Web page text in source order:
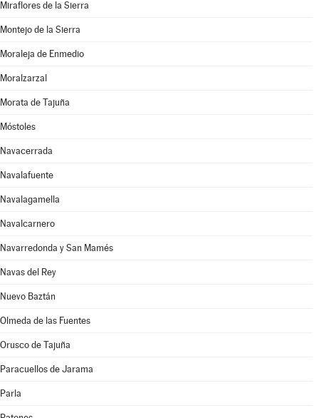
Miraflores de la Sierra
Montejo de la Sierra
Moraleja de Enmedio
Moralzarzal
Morata de Tajuña
Móstoles
Navacerrada
Navalafuente
Navalagamella
Navalcarnero
Navarredonda y San Mamés
Navas del Rey
Nuevo Baztán
Olmeda de las Fuentes
Orusco de Tajuña
Paracuellos de Jarama
Parla